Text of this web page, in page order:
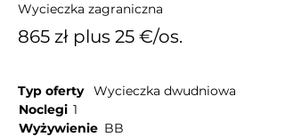
Wycieczka zagraniczna
865 zł plus 25 €/os.
Typ oferty
Wycieczka dwudniowa
Noclegi 1
Wyżywienie BB